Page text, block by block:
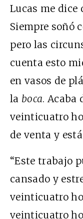
Lucas me dice
Siempre soñó
pero las
cuenta esto
en vasos de
la boca. Acaba
veinticuatro
de venta y
“Este trabajo
cansado y
veinticuatro
veinticuatro